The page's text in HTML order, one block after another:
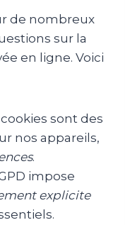
de nombreux
sur la
en ligne. Voici
cookies sont des
nos appareils,
.
impose
explicite